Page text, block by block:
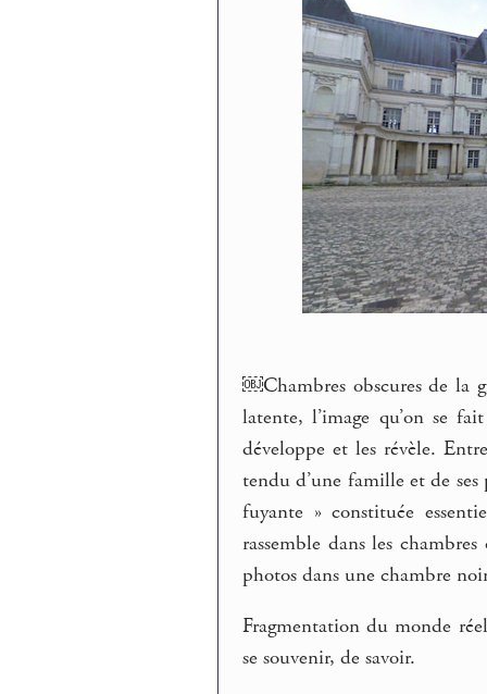
￼Chambres obscures de la
latente, l’image qu’on se
développe et les révèle.
tendu d’une famille et de
fuyante » constituée
rassemble dans les
photos dans une chambre
Fragmentation du monde
se souvenir, de savoir.